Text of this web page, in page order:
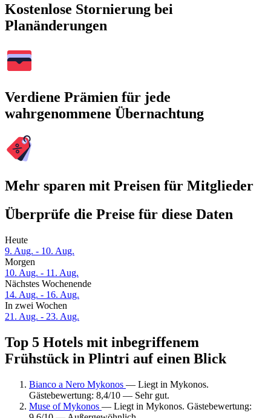
Kostenlose Stornierung bei
Planänderungen
Verdiene Prämien für jede
wahrgenommene Übernachtung
Mehr sparen mit Preisen für Mitglieder
Überprüfe die Preise für diese Daten
Heute
9. Aug. - 10. Aug.
Morgen
10. Aug. - 11. Aug.
Nächstes Wochenende
14. Aug. - 16. Aug.
In zwei Wochen
21. Aug. - 23. Aug.
Top 5 Hotels mit inbegriffenem
Frühstück in Plintri auf einen Blick
Bianco a Nero Mykonos — Liegt in Mykonos.
Gästebewertung: 8,4/10 — Sehr gut.
Muse of Mykonos — Liegt in Mykonos. Gästebewertung: